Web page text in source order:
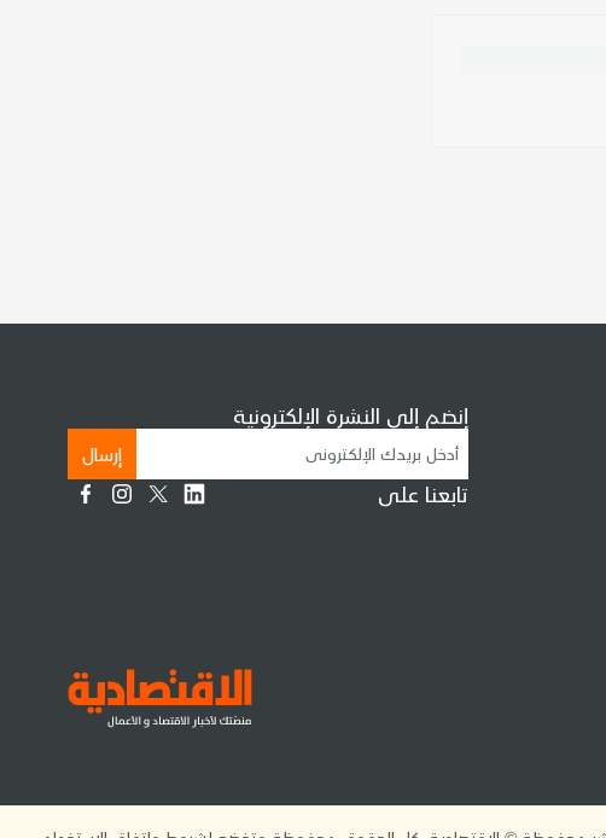
إنضم إلى النشرة الإلكترونية
إرسال
تابعنا على